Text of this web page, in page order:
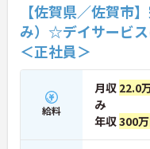
【佐賀県／佐賀市
み）☆デイサービ
＜正社員＞
給料
月収 22.0
み
年収300